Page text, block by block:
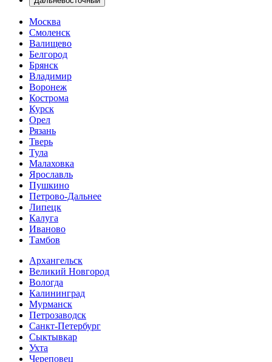
Москва
Смоленск
Валищево
Белгород
Брянск
Владимир
Воронеж
Кострома
Курск
Орел
Рязань
Тверь
Тула
Малаховка
Ярославль
Пушкино
Петрово-Дальнее
Липецк
Калуга
Иваново
Тамбов
Архангельск
Великий Новгород
Вологда
Калининград
Мурманск
Петрозаводск
Санкт-Петербург
Сыктывкар
Ухта
Череповец